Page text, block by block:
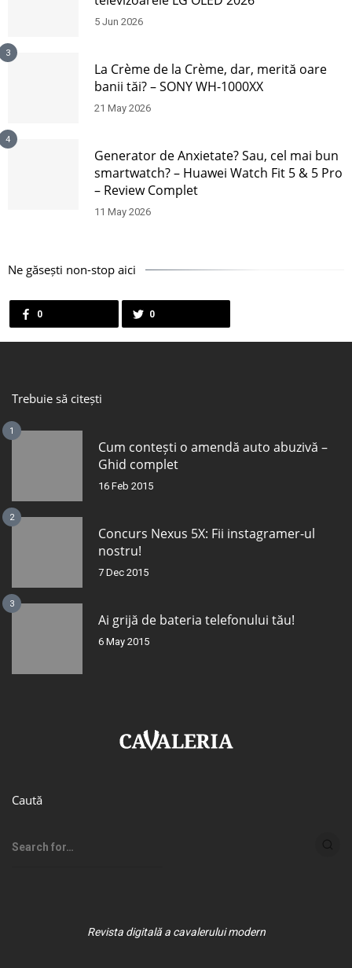
5 Jun 2026
3
La Crème de la Crème, dar, merită oare
banii tăi? – SONY WH-1000XX
21 May 2026
4
Generator de Anxietate? Sau, cel mai bun
smartwatch? – Huawei Watch Fit 5 & 5 Pro
– Review Complet
11 May 2026
Ne găsești non-stop aici
0 0
Trebuie să citești
1
Cum contești o amendă auto abuzivă –
Ghid complet
16 Feb 2015
2
Concurs Nexus 5X: Fii instagramer-ul
nostru!
7 Dec 2015
3
Ai grijă de bateria telefonului tău!
6 May 2015
Caută
Revista digitală a cavalerului modern